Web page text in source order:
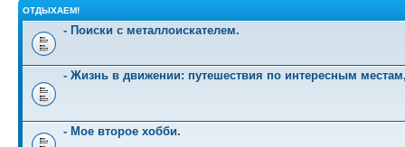
ОТДЫХАЕМ!
- Поиски с металлоискателем.
- Жизнь в движении: путешествия по интересным
- Мое второе хобби.